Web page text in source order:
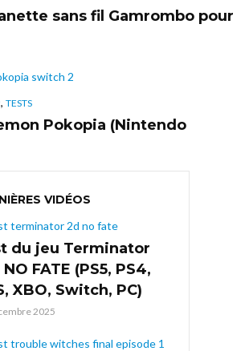
sans fil Gamrombo pour
, TESTS
Pokopia (Nintendo
VIDÉOS
du jeu Terminator
FATE (PS5, PS4,
XBO, Switch, PC)
2025